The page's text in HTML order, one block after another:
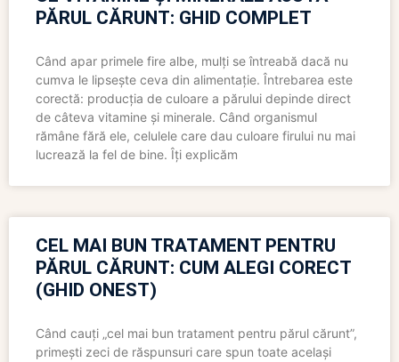
PĂRUL CĂRUNT: GHID COMPLET
Când apar primele fire albe, mulți se întreabă dacă nu
cumva le lipsește ceva din alimentație. Întrebarea este
corectă: producția de culoare a părului depinde direct
de câteva vitamine și minerale. Când organismul
rămâne fără ele, celulele care dau culoare firului nu mai
lucrează la fel de bine. Îți explicăm
CEL MAI BUN TRATAMENT PENTRU
PĂRUL CĂRUNT: CUM ALEGI CORECT
(GHID ONEST)
Când cauți „cel mai bun tratament pentru părul cărunt”,
primești zeci de răspunsuri care spun toate același